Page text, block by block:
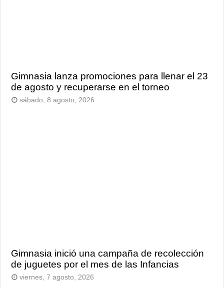
Gimnasia lanza promociones para llenar el 23
de agosto y recuperarse en el torneo
sábado, 8 agosto, 2026
Gimnasia inició una campaña de recolección
de juguetes por el mes de las Infancias
viernes, 7 agosto, 2026